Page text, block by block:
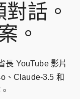
話。
。
長 YouTube 影片
、Claude-3.5 和